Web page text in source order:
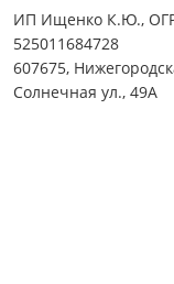
ИП Ищенко К.Ю.,
525011684728
607675,
Солнечная ул., 49А